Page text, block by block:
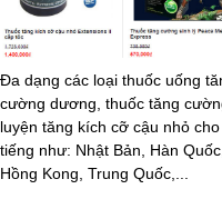
Đa dạng các loại thuốc uống
cường dương, thuốc tăng
luyện tăng kích cỡ cậu nhỏ
tiếng như: Nhật Bản, Hàn
Hồng Kong, Trung Quốc,...